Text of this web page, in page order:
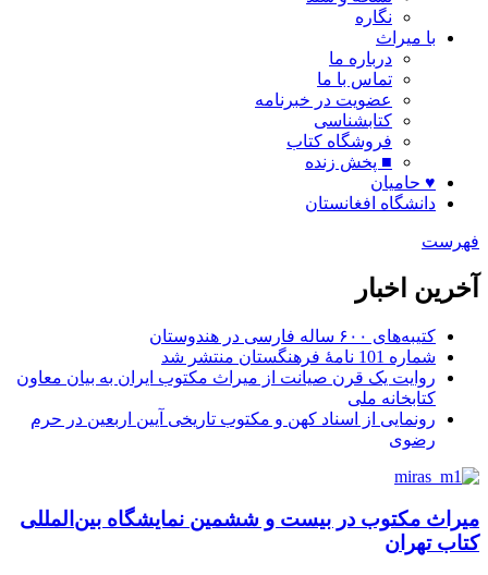
نگاره
با میراث
درباره ما
تماس با ما
عضویت در خبرنامه
کتابشناسی
فروشگاه کتاب
■ پخش زنده
♥ حامیان
دانشگاه افغانستان
فهرست
آخرین اخبار
کتیبه‌های ۶۰۰ ساله فارسی در هندوستان
شماره 101 نامۀ فرهنگستان منتشر شد
روایت یک قرن صیانت از میراث مکتوب ایران به بیان معاون
کتابخانه ملی
رونمایی از اسناد کهن و مکتوب تاریخی آیین اربعین در حرم
رضوی
میراث مکتوب در بیست و ششمین نمایشگاه بین‌المللی
کتاب تهران